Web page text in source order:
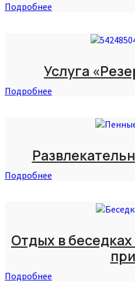
Подробнее
Услуга
Подробнее
Подробнее
Отдых в
Подробнее